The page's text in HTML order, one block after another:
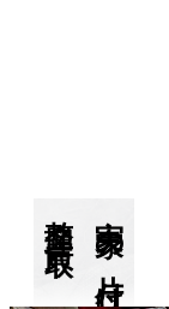
実家の片付け
整理・買取